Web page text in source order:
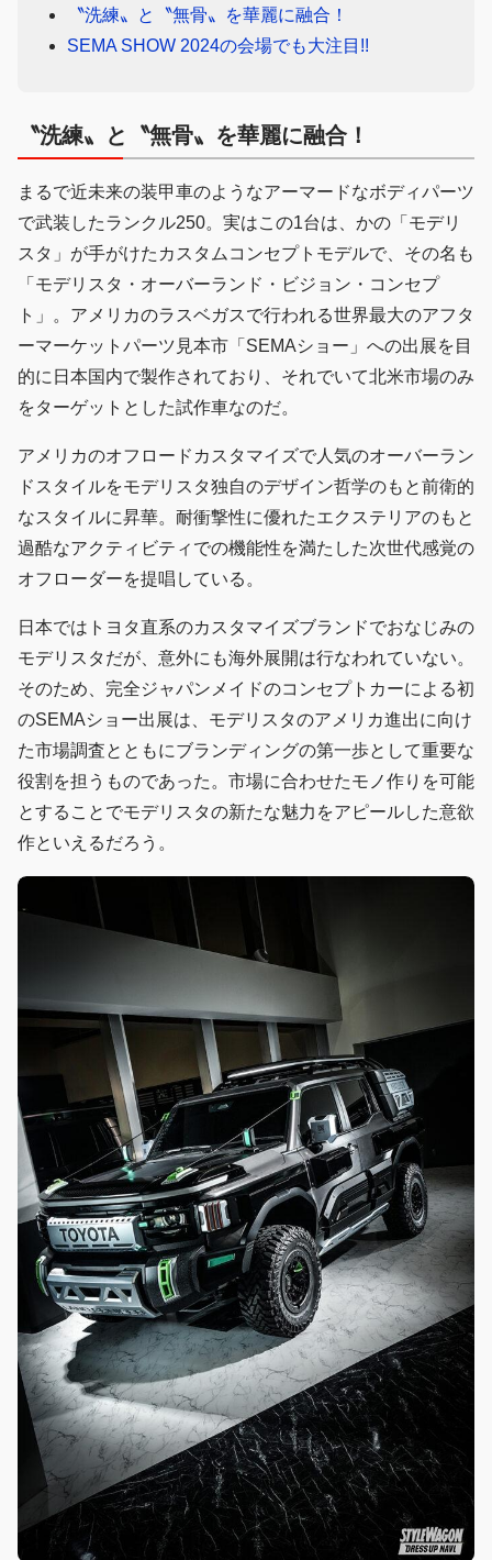
〝洗練〟と〝無骨〟を華麗に融合！
SEMA SHOW 2024の会場でも大注目!!
〝洗練〟と〝無骨〟を華麗に融合！
まるで近未来の装甲車のようなアーマードなボディパーツ
で武装したランクル250。実はこの1台は、かの「モデリ
スタ」が手がけたカスタムコンセプトモデルで、その名も
「モデリスタ・オーバーランド・ビジョン・コンセプ
ト」。アメリカのラスベガスで行われる世界最大のアフタ
ーマーケットパーツ見本市「SEMAショー」への出展を目
的に日本国内で製作されており、それでいて北米市場のみ
をターゲットとした試作車なのだ。
アメリカのオフロードカスタマイズで人気のオーバーラン
ドスタイルをモデリスタ独自のデザイン哲学のもと前衛的
なスタイルに昇華。耐衝撃性に優れたエクステリアのもと
過酷なアクティビティでの機能性を満たした次世代感覚の
オフローダーを提唱している。
日本ではトヨタ直系のカスタマイズブランドでおなじみの
モデリスタだが、意外にも海外展開は行なわれていない。
そのため、完全ジャパンメイドのコンセプトカーによる初
のSEMAショー出展は、モデリスタのアメリカ進出に向け
た市場調査とともにブランディングの第一歩として重要な
役割を担うものであった。市場に合わせたモノ作りを可能
とすることでモデリスタの新たな魅力をアピールした意欲
作といえるだろう。